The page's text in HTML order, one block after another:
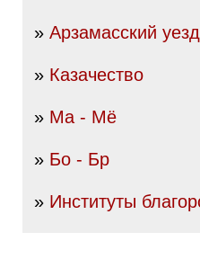
» Арзамасский уезд
» Казачество
» Ма - Мё
» Бо - Бр
» Институты